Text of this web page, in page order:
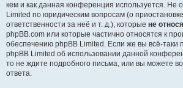
кем и как данная конференция используется. Не
Limited по юридическим вопросам (о
ответственности за неё и т. д.), которые не
phpBB.com или которые частично относятся к
обеспечению phpBB Limited. Если же вы всё-таки
phpBB Limited об использовании данной
то не ждите подробного письма, или вы можете
ответа.